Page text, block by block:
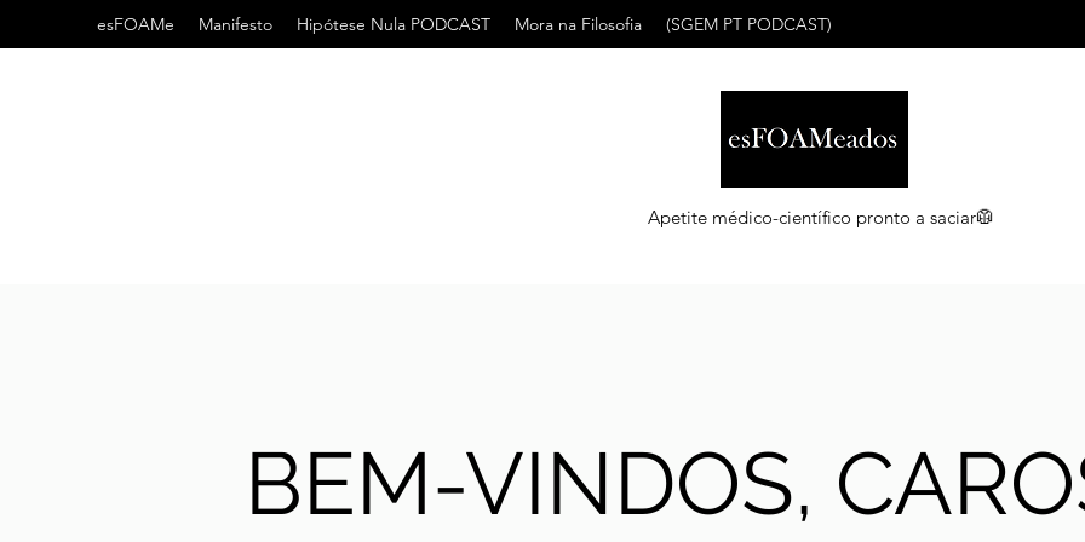
esFOAMe Manifesto Hipótese Nula PODCAST Mora na Filosofia (SGEM PT PODCAST)
Apetite médico-científico pronto a saciar🥼
BEM-VINDOS,